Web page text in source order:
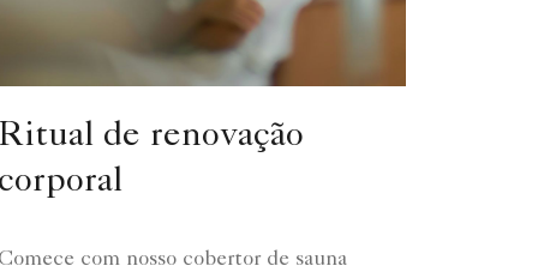
de renovação
com nosso cobertor de sauna